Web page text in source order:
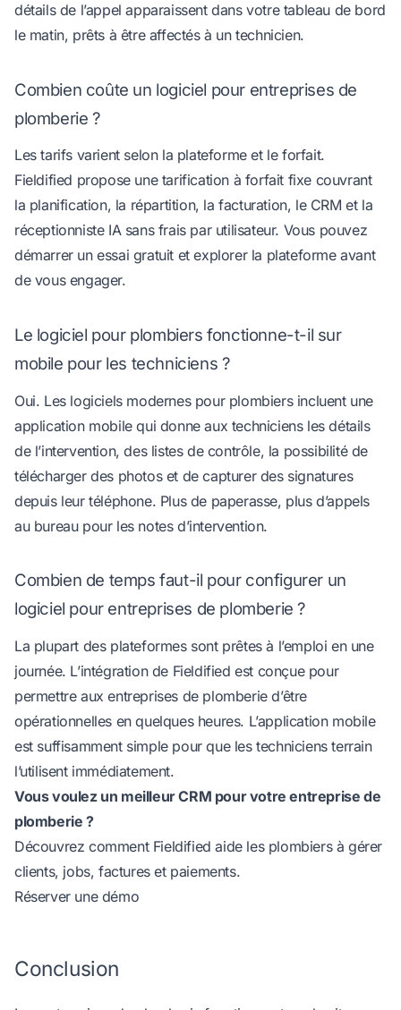
détails de l’appel apparaissent dans votre tableau de bord
le matin, prêts à être affectés à un technicien.
Combien coûte un logiciel pour entreprises de
plomberie ?
Les tarifs varient selon la plateforme et le forfait.
Fieldified propose une tarification à forfait fixe couvrant
la planification, la répartition, la facturation, le CRM et la
réceptionniste IA sans frais par utilisateur. Vous pouvez
démarrer un essai gratuit et explorer la plateforme avant
de vous engager.
Le logiciel pour plombiers fonctionne-t-il sur
mobile pour les techniciens ?
Oui. Les logiciels modernes pour plombiers incluent une
application mobile qui donne aux techniciens les détails
de l’intervention, des listes de contrôle, la possibilité de
télécharger des photos et de capturer des signatures
depuis leur téléphone. Plus de paperasse, plus d’appels
au bureau pour les notes d’intervention.
Combien de temps faut-il pour configurer un
logiciel pour entreprises de plomberie ?
La plupart des plateformes sont prêtes à l’emploi en une
journée. L’intégration de Fieldified est conçue pour
permettre aux entreprises de plomberie d’être
opérationnelles en quelques heures. L’application mobile
est suffisamment simple pour que les techniciens terrain
l’utilisent immédiatement.
Vous voulez un meilleur CRM pour votre entreprise de
plomberie ?
Découvrez comment Fieldified aide les plombiers à gérer
clients, jobs, factures et paiements.
Réserver une démo
Conclusion